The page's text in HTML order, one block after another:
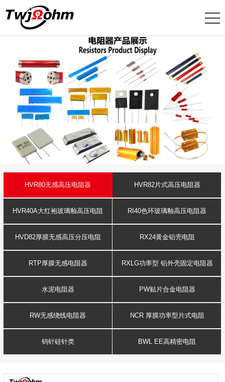
HVR80无感高压电阻器 HVR82片式高压电阻器
HVR40A大红袍玻璃釉高压电阻 RI40色环玻璃釉高压电阻器
HVD82厚膜无感高压分压电阻 RX24黄金铝壳电阻
RTP厚膜无感电阻器 RXLG功率型 铝外壳固定电阻器
水泥电阻器 PW贴片合金电阻器
RW无感绕线电阻器 NCR 厚膜功率型片式电阻
钨针硅针类 BWL EE高精密电阻